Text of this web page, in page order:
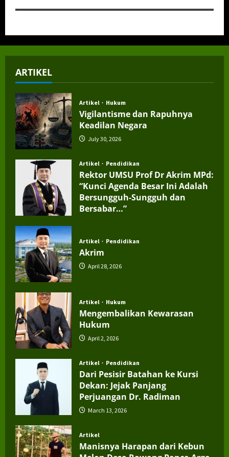
ARTIKEL
Artikel Hukum
Vigilantisme dan Rapuhnya
Keadilan Negara
July 30, 2026
Artikel Pendidikan
Rektor UMSU Prof Dr Akrim MPd:
“Kunci Agenda Besar Ini Adalah
Bersungguh-Sungguh dan
Bersabar…”
Artikel Pendidikan
Akrim
April 28, 2026
Artikel Hukum
Mengembalikan Kewarasan
Hukum
April 2, 2026
Artikel Pendidikan
Dari Pesisir Batahan ke Kursi
Dekan: Jejak Panjang
Perjuangan Dr. Radiman
March 13, 2026
Artikel
Manisnya Harapan dari Kebun